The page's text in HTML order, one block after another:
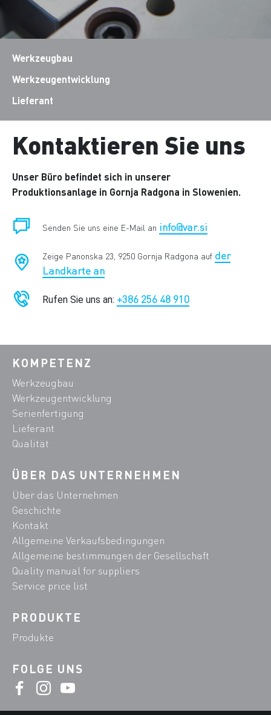
Werkzeugbau
Werkzeugentwicklung
Lieferant
Kontaktieren Sie uns
Unser Büro befindet sich in unserer
Produktionsanlage in Gornja Radgona in Slowenien.
Senden Sie uns eine E-Mail an info@var.si
Zeige Panonska 23, 9250 Gornja Radgona auf der
Landkarte an
Rufen Sie uns an: +386 256 48 910
KOMPETENZ
Werkzeugbau
Werkzeugentwicklung
Serienfertigung
Lieferant
Qualität
ÜBER DAS UNTERNEHMEN
Über das Unternehmen
Geschichte
Kontakt
Allgemeine Verkaufsbedingungen
Allgemeine bestimmungen der Gesellschaft
Quality manual for suppliers
Service price list
PRODUKTE
Produkte
FOLGE UNS